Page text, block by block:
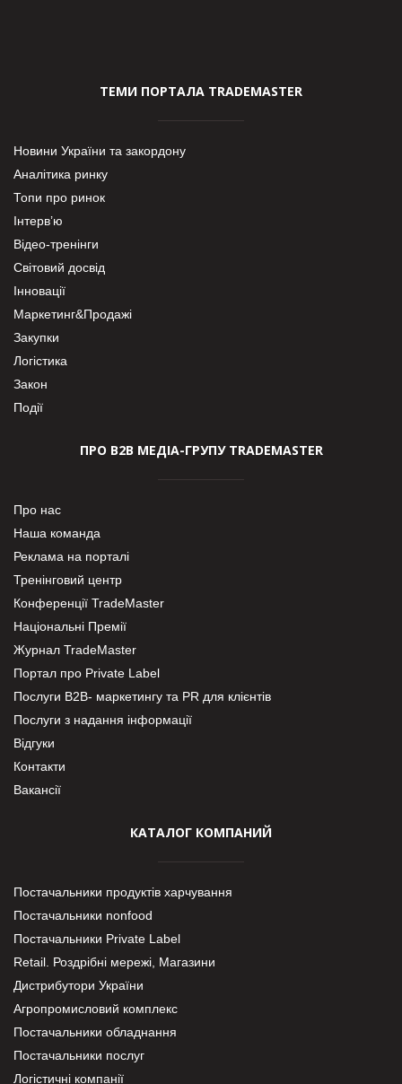
ТЕМИ ПОРТАЛА TRADEMASTER
Новини України та закордону
Аналітика ринку
Топи про ринок
Інтерв’ю
Відео-тренінги
Світовий досвід
Інновації
Маркетинг&Продажі
Закупки
Логістика
Закон
Події
ПРО В2В МЕДІА-ГРУПУ TRADEMASTER
Про нас
Наша команда
Реклама на порталі
Тренінговий центр
Конференції TradeMaster
Національні Премії
Журнал TradeMaster
Портал про Private Label
Послуги В2В- маркетингу та PR для клієнтів
Послуги з надання інформації
Відгуки
Контакти
Вакансії
КАТАЛОГ КОМПАНИЙ
Постачальники продуктів харчування
Постачальники nonfood
Постачальники Private Label
Retail. Роздрібні мережі, Магазини
Дистрибутори України
Агропромисловий комплекс
Постачальники обладнання
Постачальники послуг
Логістичні компанії